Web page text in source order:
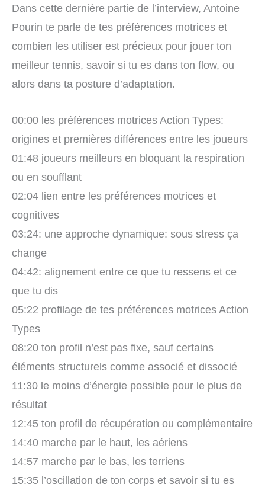
Dans cette dernière partie de l’interview, Antoine
Pourin te parle de tes préférences motrices et
combien les utiliser est précieux pour jouer ton
meilleur tennis, savoir si tu es dans ton flow, ou
alors dans ta posture d’adaptation.
00:00 les préférences motrices Action Types:
origines et premières différences entre les joueurs
01:48 joueurs meilleurs en bloquant la respiration
ou en soufflant
02:04 lien entre les préférences motrices et
cognitives
03:24: une approche dynamique: sous stress ça
change
04:42: alignement entre ce que tu ressens et ce
que tu dis
05:22 profilage de tes préférences motrices Action
Types
08:20 ton profil n’est pas fixe, sauf certains
éléments structurels comme associé et dissocié
11:30 le moins d’énergie possible pour le plus de
résultat
12:45 ton profil de récupération ou complémentaire
14:40 marche par le haut, les aériens
14:57 marche par le bas, les terriens
15:35 l’oscillation de ton corps et savoir si tu es